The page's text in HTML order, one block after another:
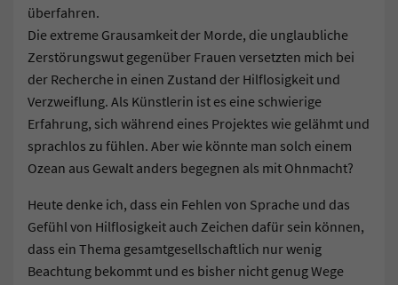
überfahren.
Die extreme Grausamkeit der Morde, die unglaubliche
Zerstörungswut gegenüber Frauen versetzten mich bei
der Recherche in einen Zustand der Hilflosigkeit und
Verzweiflung. Als Künstlerin ist es eine schwierige
Erfahrung, sich während eines Projektes wie gelähmt und
sprachlos zu fühlen. Aber wie könnte man solch einem
Ozean aus Gewalt anders begegnen als mit Ohnmacht?
Heute denke ich, dass ein Fehlen von Sprache und das
Gefühl von Hilflosigkeit auch Zeichen dafür sein können,
dass ein Thema gesamtgesellschaftlich nur wenig
Beachtung bekommt und es bisher nicht genug Wege